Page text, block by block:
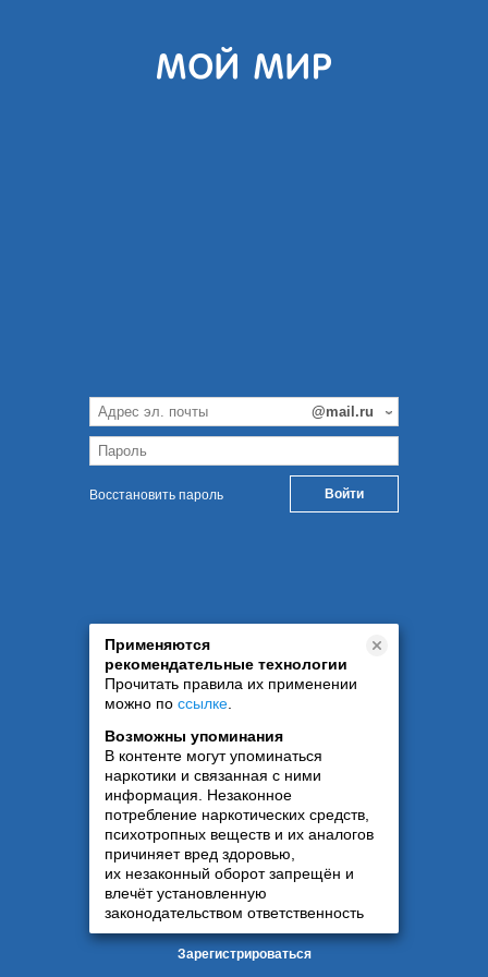
Восстановить пароль
Применяются
рекомендательные технологии
Прочитать правила их применении
можно по ссылке
Возможны упоминания
В контенте могут упоминаться
наркотики и связанная с ними
информация. Незаконное
потребление наркотических средств,
психотропных веществ и их аналогов
причиняет вред здоровью,
их незаконный оборот запрещён и
влечёт установленную
законодательством ответственность
Зарегистрироваться